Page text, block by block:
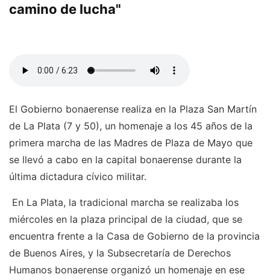
camino de lucha"
El Gobierno bonaerense realiza en la Plaza San Martín
de La Plata (7 y 50), un homenaje a los 45 años de la
primera marcha de las Madres de Plaza de Mayo que
se llevó a cabo en la capital bonaerense durante la
última dictadura cívico militar.
En La Plata, la tradicional marcha se realizaba los
miércoles en la plaza principal de la ciudad, que se
encuentra frente a la Casa de Gobierno de la provincia
de Buenos Aires, y la Subsecretaría de Derechos
Humanos bonaerense organizó un homenaje en ese